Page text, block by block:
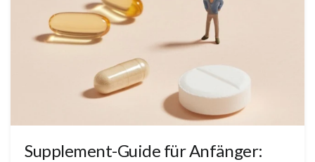
Supplement-Guide für Anfänger: